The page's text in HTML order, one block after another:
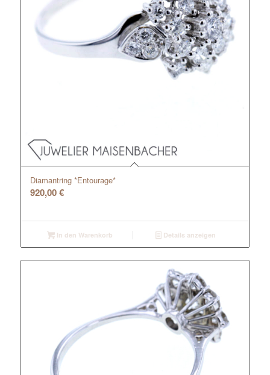
Diamantring *Entourage*
920,00€
In den Warenkorb Details anzeigen